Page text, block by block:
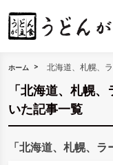
ホーム 北海道、札幌、
「北海道、札幌
いた記事一覧
「北海道、札幌、